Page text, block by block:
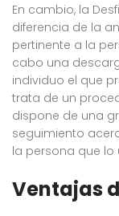
En cambio, la
diferencia de la
pertinente a la
cabo una
individuo el que
trata de un
dispone de una
seguimiento
la persona que lo
Ventajas